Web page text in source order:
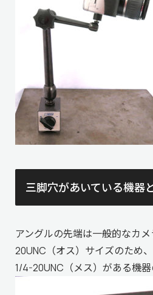
三脚穴があいている機器
アングルの先端は一般的なカ
20UNC（オス）サイズのため、
1/4-20UNC（メス）がある機器